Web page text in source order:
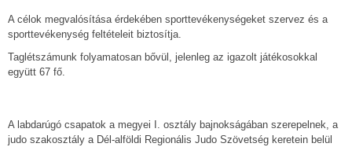
A célok megvalósítása érdekében sporttevékenységeket szervez és a
sporttevékenység feltételeit biztosítja.
Taglétszámunk folyamatosan bővül, jelenleg az igazolt játékosokkal
együtt 67 fő.
A labdarúgó csapatok a megyei I. osztály bajnokságában szerepelnek, a
judo szakosztály a Dél-alföldi Regionális Judo Szövetség keretein belül